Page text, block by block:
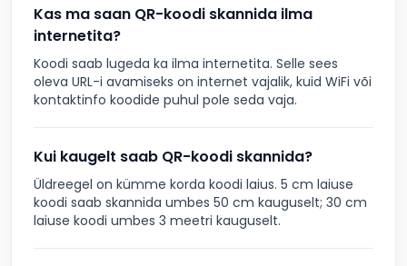
Kas ma saan QR-koodi skannida ilma
internetita?
Koodi saab lugeda ka ilma internetita. Selle sees
oleva URL-i avamiseks on internet vajalik, kuid WiFi või
kontaktinfo koodide puhul pole seda vaja.
Kui kaugelt saab QR-koodi skannida?
Üldreegel on kümme korda koodi laius. 5 cm laiuse
koodi saab skannida umbes 50 cm kauguselt; 30 cm
laiuse koodi umbes 3 meetri kauguselt.